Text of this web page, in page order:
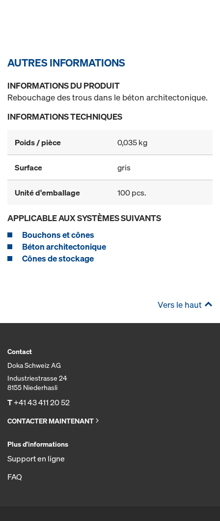
AUTRES INFORMATIONS
INFORMATIONS DU PRODUIT
Rebouchage des trous dans le béton architectonique.
INFORMATIONS TECHNIQUES
Poids / pièce 0,035 kg
Surface gris
Unité d'emballage 100 pcs.
APPLICABLE AUX SYSTÈMES SUIVANTS
Bouchons et cônes
Béton architectonique
Cônes de stockage
Vers le haut
Contact
Doka Schweiz AG
Industriestrasse 24
8155 Niederhasli
T+41 43 411 20 52
CONTACTER MAINTENANT
Plus d'informations
Support en ligne
FAQ